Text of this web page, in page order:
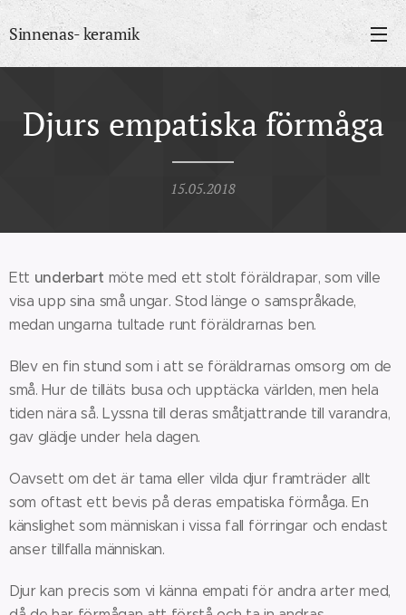
Sinnenas- keramik
Djurs empatiska förmåga
15.05.2018
Ett underbart möte med ett stolt föräldrapar, som ville
visa upp sina små ungar. Stod länge o samspråkade,
medan ungarna tultade runt föräldrarnas ben.
Blev en fin stund som i att se föräldrarnas omsorg om de
små. Hur de tilläts busa och upptäcka världen, men hela
tiden nära så. Lyssna till deras småtjattrande till varandra,
gav glädje under hela dagen.
Oavsett om det är tama eller vilda djur framträder allt
som oftast ett bevis på deras empatiska förmåga. En
känslighet som människan i vissa fall förringar och endast
anser tillfalla människan.
Djur kan precis som vi känna empati för andra arter med,